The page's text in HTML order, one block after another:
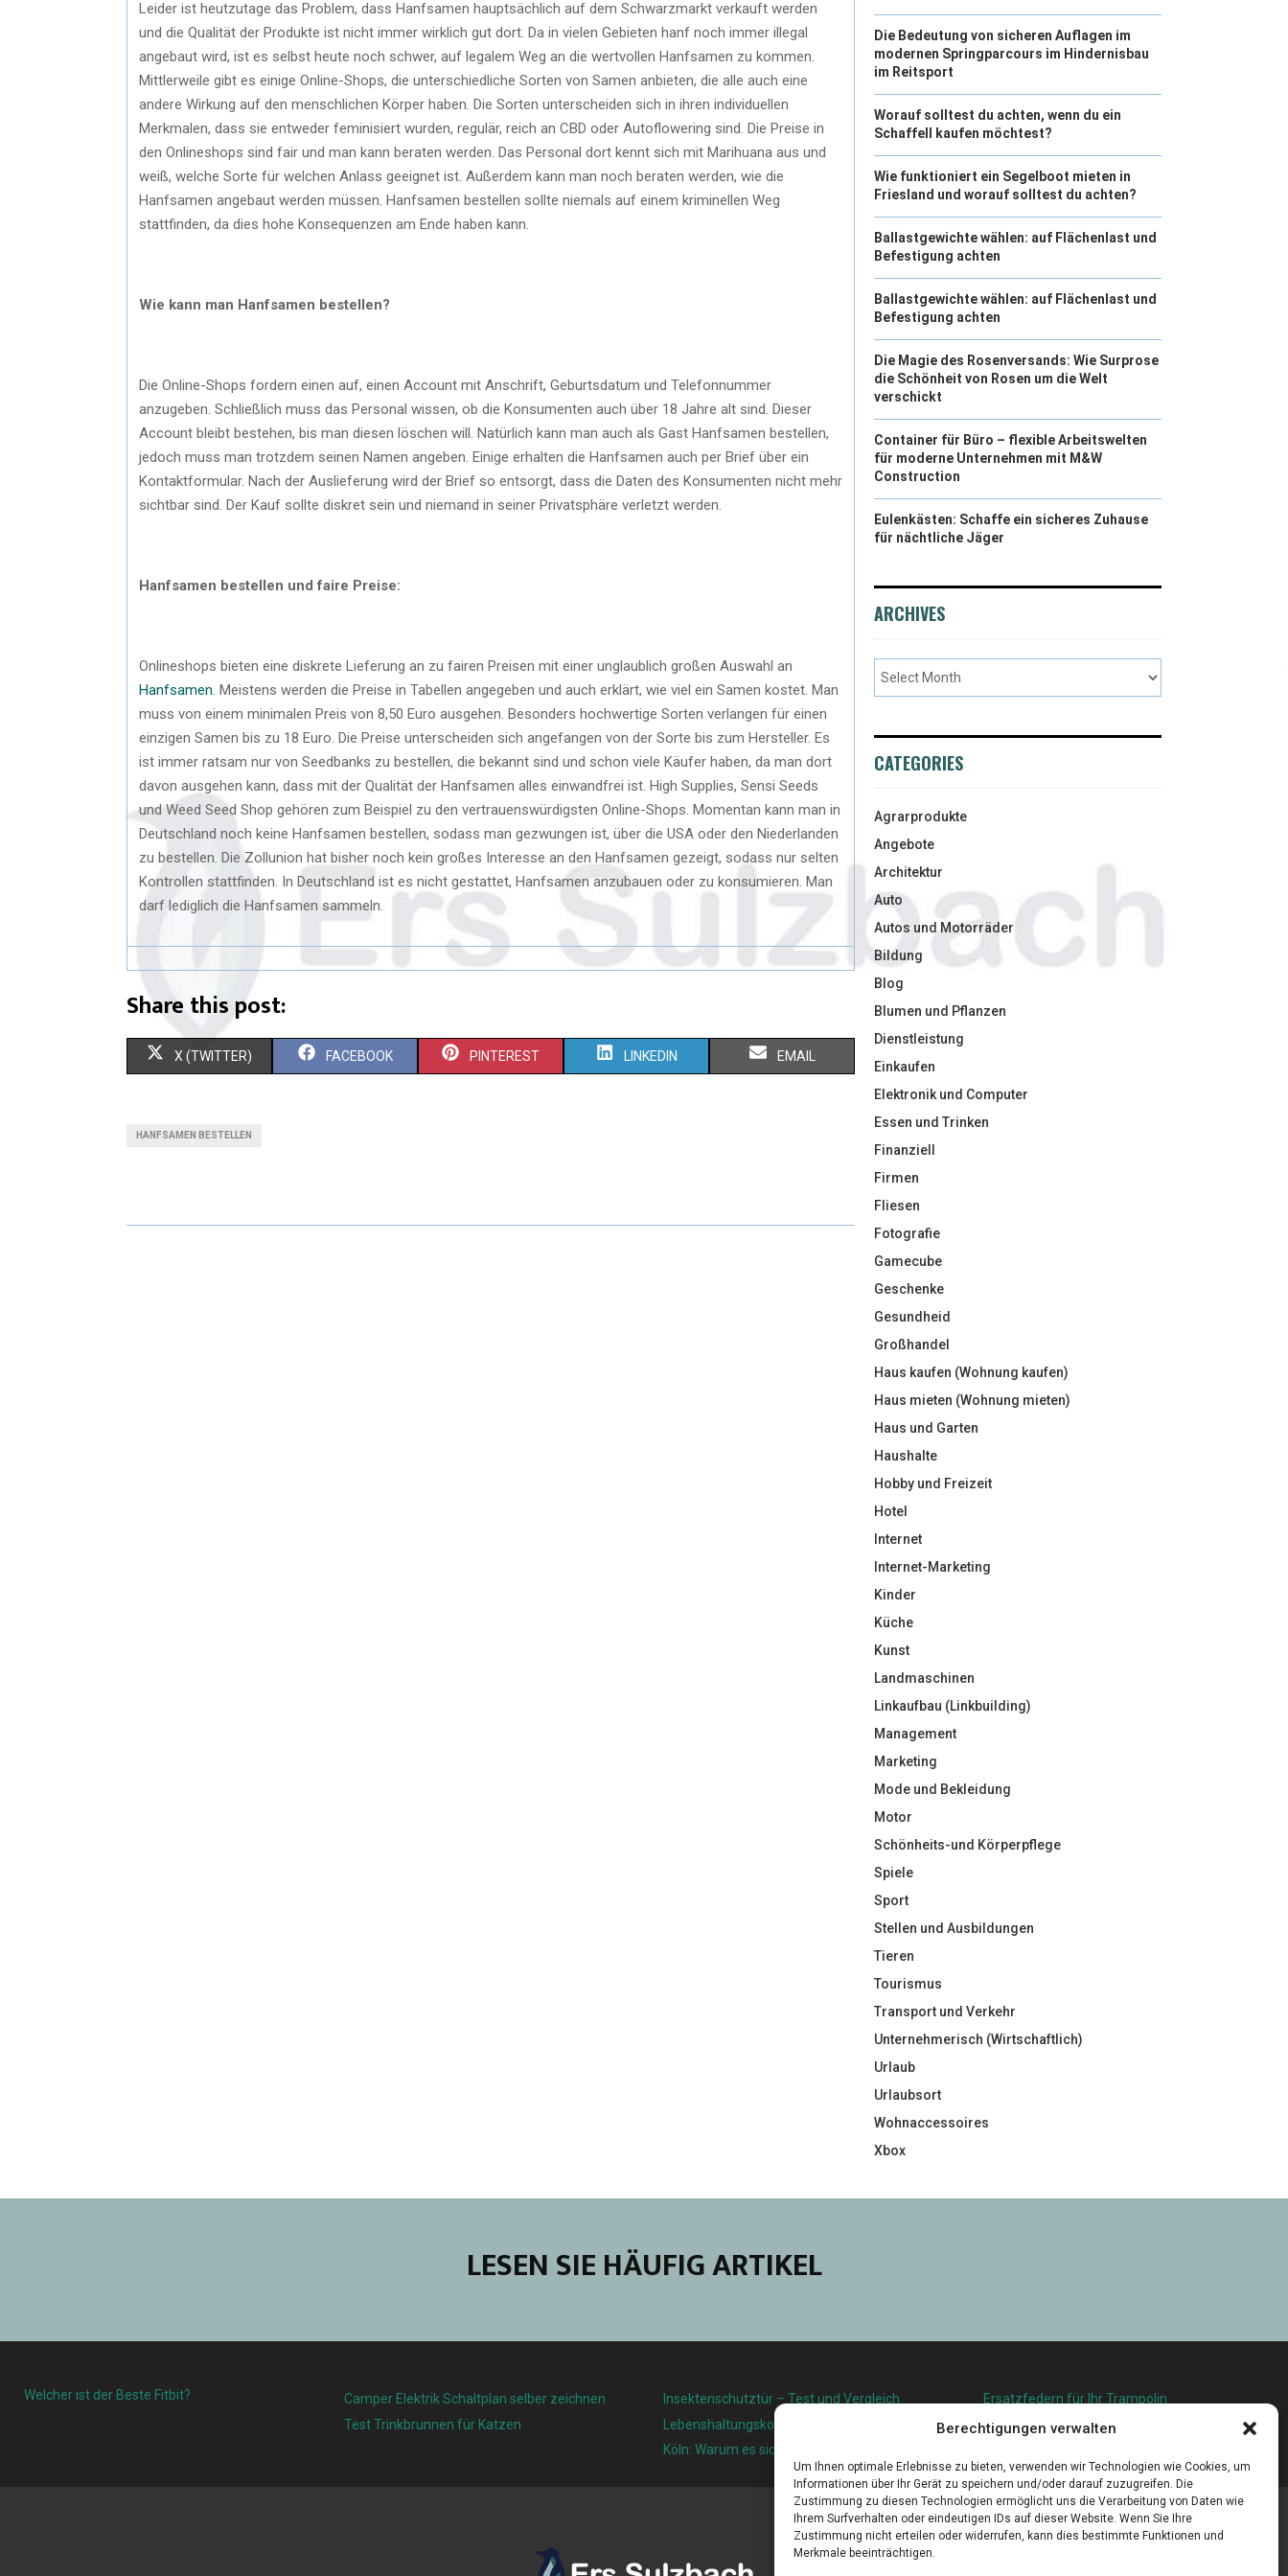
Berechtigungen verwalten
Um Ihnen optimale Erlebnisse zu bieten, verwenden wir Technologien wie Cookies, um
Informationen über Ihr Gerät zu speichern und/oder darauf zuzugreifen. Die
Zustimmung zu diesen Technologien ermöglicht uns die Verarbeitung von Daten wie
Ihrem Surfverhalten oder eindeutigen IDs auf dieser Website. Wenn Sie Ihre
Zustimmung nicht erteilen oder widerrufen, kann dies bestimmte Funktionen und
Merkmale beeinträchtigen.
Leider ist heutzutage das Problem, dass Hanfsamen hauptsächlich auf dem Schwarzmarkt verkauft werden
und die Qualität der Produkte ist nicht immer wirklich gut dort. Da in vielen Gebieten hanf noch immer illegal
angebaut wird, ist es selbst heute noch schwer, auf legalem Weg an die wertvollen Hanfsamen zu kommen.
Mittlerweile gibt es einige Online-Shops, die unterschiedliche Sorten von Samen anbieten, die alle auch eine
andere Wirkung auf den menschlichen Körper haben. Die Sorten unterscheiden sich in ihren individuellen
Merkmalen, dass sie entweder feminisiert wurden, regulär, reich an CBD oder Autoflowering sind. Die Preise in
den Onlineshops sind fair und man kann beraten werden. Das Personal dort kennt sich mit Marihuana aus und
weiß, welche Sorte für welchen Anlass geeignet ist. Außerdem kann man noch beraten werden, wie die
Hanfsamen angebaut werden müssen. Hanfsamen bestellen sollte niemals auf einem kriminellen Weg
stattfinden, da dies hohe Konsequenzen am Ende haben kann.
Wie kann man Hanfsamen bestellen?
Die Online-Shops fordern einen auf, einen Account mit Anschrift, Geburtsdatum und Telefonnummer
anzugeben. Schließlich muss das Personal wissen, ob die Konsumenten auch über 18 Jahre alt sind. Dieser
Account bleibt bestehen, bis man diesen löschen will. Natürlich kann man auch als Gast Hanfsamen bestellen,
jedoch muss man trotzdem seinen Namen angeben. Einige erhalten die Hanfsamen auch per Brief über ein
Kontaktformular. Nach der Auslieferung wird der Brief so entsorgt, dass die Daten des Konsumenten nicht mehr
sichtbar sind. Der Kauf sollte diskret sein und niemand in seiner Privatsphäre verletzt werden.
Hanfsamen bestellen und faire Preise:
Onlineshops bieten eine diskrete Lieferung an zu fairen Preisen mit einer unglaublich großen Auswahl an
Hanfsamen . Meistens werden die Preise in Tabellen angegeben und auch erklärt, wie viel ein Samen kostet. Man
muss von einem minimalen Preis von 8,50 Euro ausgehen. Besonders hochwertige Sorten verlangen für einen
einzigen Samen bis zu 18 Euro. Die Preise unterscheiden sich angefangen von der Sorte bis zum Hersteller. Es
ist immer ratsam nur von Seedbanks zu bestellen, die bekannt sind und schon viele Käufer haben, da man dort
davon ausgehen kann, dass mit der Qualität der Hanfsamen alles einwandfrei ist. High Supplies, Sensi Seeds
und Weed Seed Shop gehören zum Beispiel zu den vertrauenswürdigsten Online-Shops. Momentan kann man in
Deutschland noch keine Hanfsamen bestellen, sodass man gezwungen ist, über die USA oder den Niederlanden
zu bestellen. Die Zollunion hat bisher noch kein großes Interesse an den Hanfsamen gezeigt, sodass nur selten
Kontrollen stattfinden. In Deutschland ist es nicht gestattet, Hanfsamen anzubauen oder zu konsumieren. Man
darf lediglich die Hanfsamen sammeln.
Share this post:
X (TWITTER) FACEBOOK PINTEREST LINKEDIN EMAIL
HANFSAMEN BESTELLEN
Die Bedeutung von sicheren Auflagen im
modernen Springparcours im Hindernisbau
im Reitsport
Worauf solltest du achten, wenn du ein
Schaffell kaufen möchtest?
Wie funktioniert ein Segelboot mieten in
Friesland und worauf solltest du achten?
Ballastgewichte wählen: auf Flächenlast und
Befestigung achten
Ballastgewichte wählen: auf Flächenlast und
Befestigung achten
Die Magie des Rosenversands: Wie Surprose
die Schönheit von Rosen um die Welt
verschickt
Container für Büro – flexible Arbeitswelten
für moderne Unternehmen mit M&W
Construction
Eulenkästen: Schaffe ein sicheres Zuhause
für nächtliche Jäger
ARCHIVES
CATEGORIES
Agrarprodukte
Angebote
Architektur
Auto
Autos und Motorräder
Bildung
Blog
Blumen und Pflanzen
Dienstleistung
Einkaufen
Elektronik und Computer
Essen und Trinken
Finanziell
Firmen
Fliesen
Fotografie
Gamecube
Geschenke
Gesundheid
Großhandel
Haus kaufen (Wohnung kaufen)
Haus mieten (Wohnung mieten)
Haus und Garten
Haushalte
Hobby und Freizeit
Hotel
Internet
Internet-Marketing
Kinder
Küche
Kunst
Landmaschinen
Linkaufbau (Linkbuilding)
Management
Marketing
Mode und Bekleidung
Motor
Schönheits-und Körperpflege
Spiele
Sport
Stellen und Ausbildungen
Tieren
Tourismus
Transport und Verkehr
Unternehmerisch (Wirtschaftlich)
Urlaub
Urlaubsort
Wohnaccessoires
Xbox
LESEN SIE HÄUFIG ARTIKEL
Welcher ist der Beste Fitbit?
Camper Elektrik Schaltplan selber zeichnen
Test Trinkbrunnen für Katzen
Insektenschutztür – Test und Vergleich
Lebenshaltungskosten und Lebensqualität in
Köln: Warum es sich lohnt, hier zu leben
Ersatzfedern für Ihr Trampolin
Holländischer Stoffmarkt in Ihrer Nähe